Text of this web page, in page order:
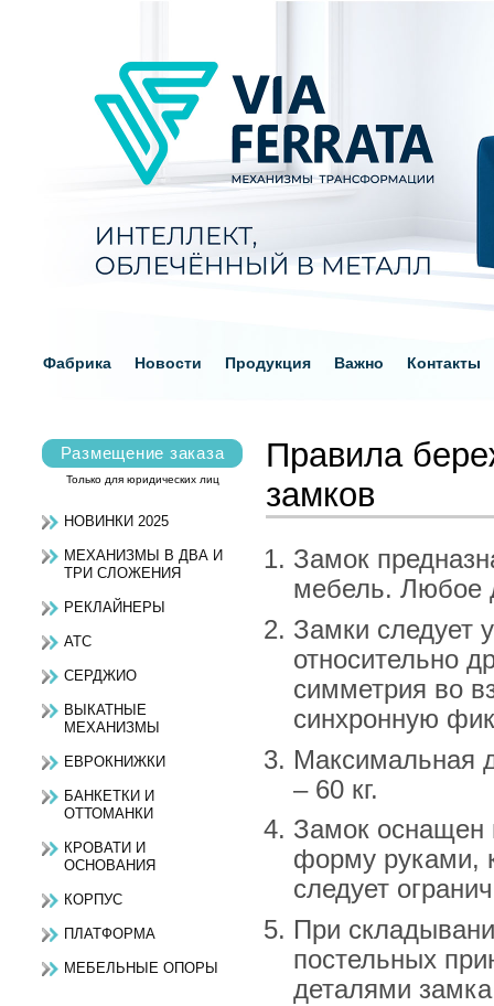
Фабрика Новости Продукция Важно Контакты
Размещение заказа
Только для юридических лиц
НОВИНКИ 2025
МЕХАНИЗМЫ В ДВА И
ТРИ СЛОЖЕНИЯ
РЕКЛАЙНЕРЫ
АТС
СЕРДЖИО
ВЫКАТНЫЕ
МЕХАНИЗМЫ
ЕВРОКНИЖКИ
БАНКЕТКИ И
ОТТОМАНКИ
КРОВАТИ И
ОСНОВАНИЯ
КОРПУС
ПЛАТФОРМА
МЕБЕЛЬНЫЕ ОПОРЫ
Правила
замков
Замок
мебель. Любое
Замки следует
относительно
симметрия во
синхронную
Максимальная
– 60 кг.
Замок оснащен
форму руками,
следует
При
постельных
деталями